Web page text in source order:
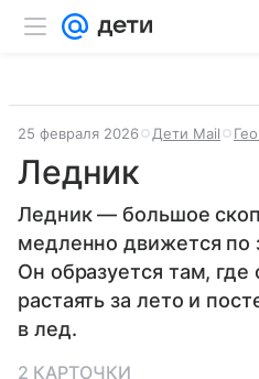
25 февраля 2026 Дети Mail
Ледник
Ледник — большое
медленно движется по
Он образуется там, где
растаять за лето и
в лед.
2 КАРТОЧКИ